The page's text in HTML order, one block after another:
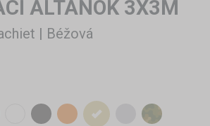
ALTÁNOK 3X3M
| Béžová